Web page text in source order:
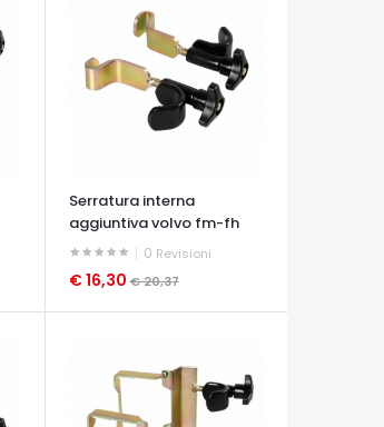
Serratura interna
aggiuntiva volvo fm-fh
0 Revisioni
€ 16,30€ 20,37
OCCHIATA VELOCE